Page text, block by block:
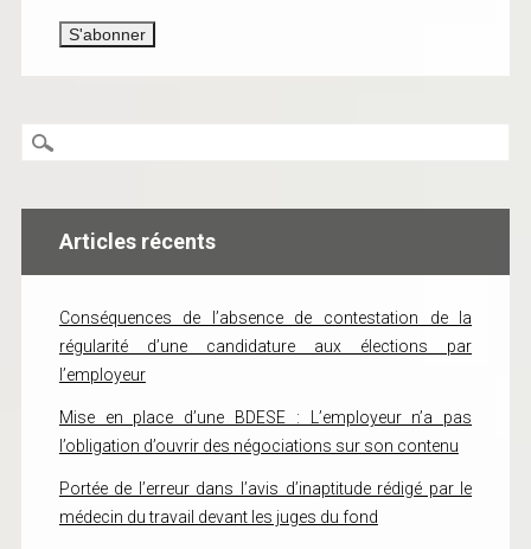
Articles récents
Conséquences de l’absence de contestation de la
régularité d’une candidature aux élections par
l’employeur
Mise en place d’une BDESE : L’employeur n’a pas
l’obligation d’ouvrir des négociations sur son contenu
Portée de l’erreur dans l’avis d’inaptitude rédigé par le
médecin du travail devant les juges du fond